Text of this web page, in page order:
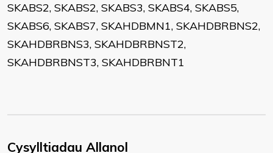
SKABS2, SKABS2, SKABS3, SKABS4, SKABS5,
SKABS6, SKABS7, SKAHDBMN1, SKAHDBRBNS2,
SKAHDBRBNS3, SKAHDBRBNST2,
SKAHDBRBNST3, SKAHDBRBNT1
Cysylltiadau Allanol